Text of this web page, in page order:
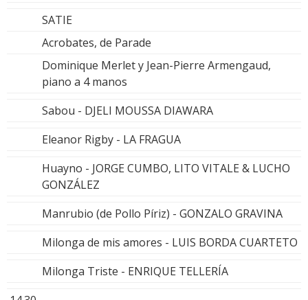
SATIE
Acrobates, de Parade
Dominique Merlet y Jean-Pierre Armengaud,
piano a 4 manos
Sabou - DJELI MOUSSA DIAWARA
Eleanor Rigby - LA FRAGUA
Huayno - JORGE CUMBO, LITO VITALE & LUCHO
GONZÁLEZ
Manrubio (de Pollo Píriz) - GONZALO GRAVINA
Milonga de mis amores - LUIS BORDA CUARTETO
Milonga Triste - ENRIQUE TELLERÍA